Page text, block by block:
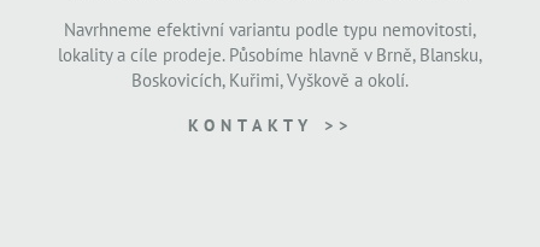
Navrhneme efektivní variantu podle typu nemovitosti,
lokality a cíle prodeje. Působíme hlavně v Brně, Blansku,
Boskovicích, Kuřimi, Vyškově a okolí.
KONTAKTY >>